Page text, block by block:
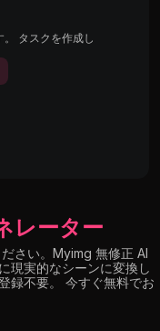
タスクを作成し
レーター
さい。Myimg 無修正 AI
現実的なシーンに変換し
録不要。 今すぐ無料でお